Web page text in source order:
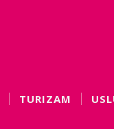
TURIZAM